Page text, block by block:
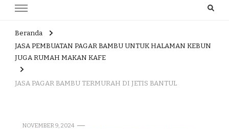
PAGAR BAMBU WULUNG
ATAU BAMBU HITAM
Beranda
JASA PEMBUATAN PAGAR BAMBU UNTUK HALAMAN KEBUN
JUGA RUMAH MAKAN KAFE
JASA PAGAR BAMBU TERMURAH DI JETIS BANTUL
NOVEMBER 9, 2024